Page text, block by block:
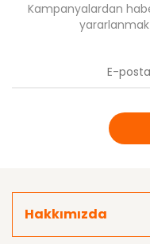
Kampanyalardan
Hakkımızda